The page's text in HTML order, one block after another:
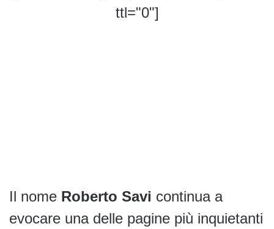
ttl="0"]
Il nome Roberto Savi continua a
evocare una delle pagine più inquietanti